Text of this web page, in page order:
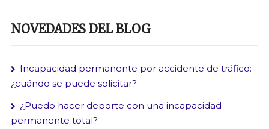
NOVEDADES DEL BLOG
Incapacidad permanente por accidente de tráfico:
¿cuándo se puede solicitar?
¿Puedo hacer deporte con una incapacidad
permanente total?